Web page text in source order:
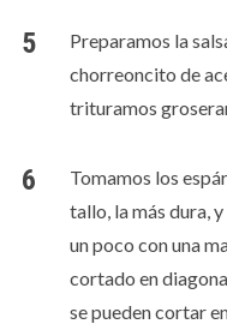
Preparamos la
chorreoncito de
trituramos
Tomamos los
tallo, la más dura,
un poco con una
cortado en
se pueden cortar